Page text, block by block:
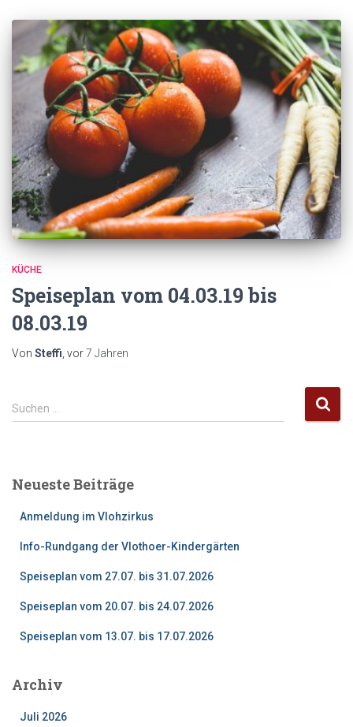
KÜCHE
Speiseplan vom 04.03.19 bis
08.03.19
Von Steffi, vor7 Jahren
S
u
n
Suchen …
Neueste Beiträge
Anmeldung im Vlohzirkus
Info-Rundgang der Vlothoer-Kindergärten
Speiseplan vom 27.07. bis 31.07.2026
Speiseplan vom 20.07. bis 24.07.2026
Speiseplan vom 13.07. bis 17.07.2026
Archiv
Juli 2026